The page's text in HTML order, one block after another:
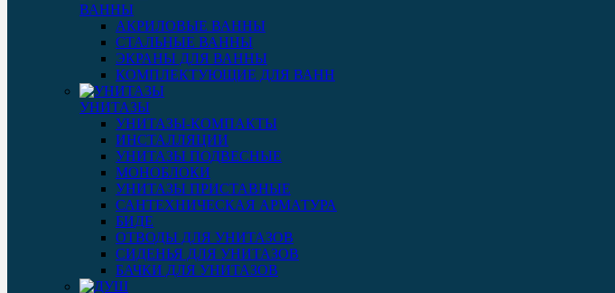
ВАННЫ
АКРИЛОВЫЕ ВАННЫ
СТАЛЬНЫЕ ВАННЫ
ЭКРАНЫ ДЛЯ ВАННЫ
КОМПЛЕКТУЮЩИЕ ДЛЯ ВАНН
УНИТАЗЫ
УНИТАЗЫ-КОМПАКТЫ
ИНСТАЛЛЯЦИИ
УНИТАЗЫ ПОДВЕСНЫЕ
МОНОБЛОКИ
УНИТАЗЫ ПРИСТАВНЫЕ
САНТЕХНИЧЕСКАЯ АРМАТУРА
БИДЕ
ОТВОДЫ ДЛЯ УНИТАЗОВ
СИДЕНЬЯ ДЛЯ УНИТАЗОВ
БАЧКИ ДЛЯ УНИТАЗОВ